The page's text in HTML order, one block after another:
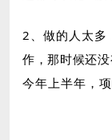
2、做的人太多
作，那时候还
今年上半年，